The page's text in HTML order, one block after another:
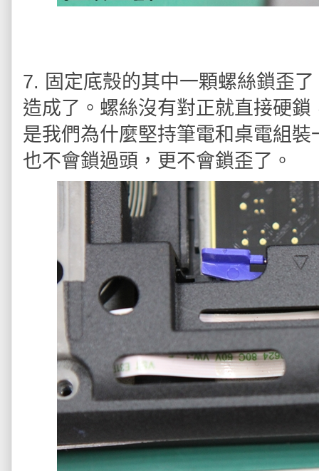
7. 固定底殼的其中一顆螺絲鎖歪
造成了。螺絲沒有對正就直接硬
是我們為什麼堅持筆電和桌電組
也不會鎖過頭，更不會鎖歪了。